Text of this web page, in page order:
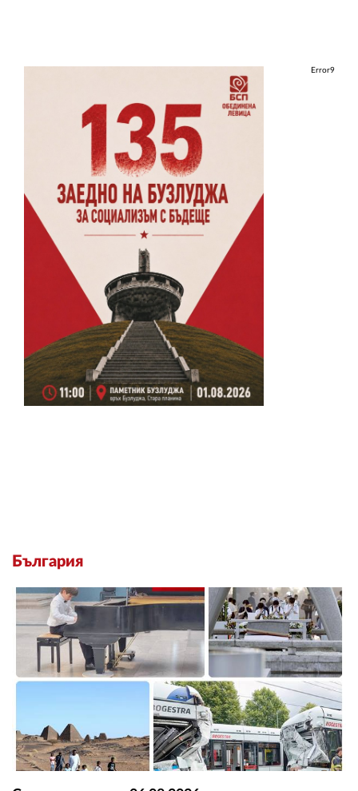
Error9
България